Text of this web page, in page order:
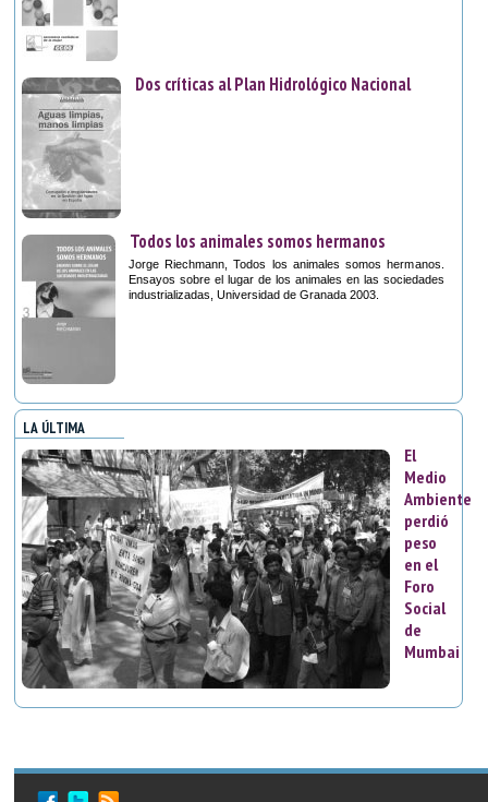
Dos críticas al Plan Hidrológico Nacional
Todos los animales somos hermanos
Jorge Riechmann, Todos los animales somos hermanos.
Ensayos sobre el lugar de los animales en las sociedades
industrializadas, Universidad de Granada 2003.
LA ÚLTIMA
El
Medio
Ambiente
perdió
peso
en el
Foro
Social
de
Mumbai